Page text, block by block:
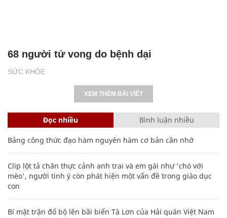
SỨC KHỎE
68 người tử vong do bệnh dại
XEM THÊM BÀI VIẾT
Đọc nhiều Bình luận nhiều
Bảng công thức đạo hàm nguyên hàm cơ bản cần nhớ
Clip lột tả chân thực cảnh anh trai và em gái như 'chó với
mèo', người tinh ý còn phát hiện một vấn đề trong giáo dục
con
Bí mật trận đổ bộ lên bãi biển Tà Lơn của Hải quân Việt Nam